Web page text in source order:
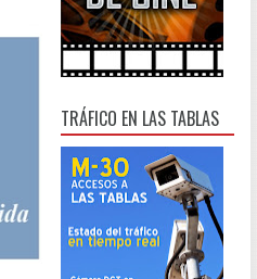
TRÁFICO EN LAS TABLAS